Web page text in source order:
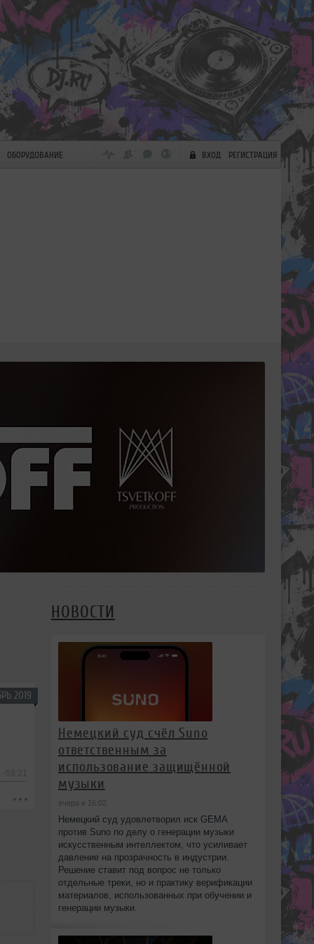
ОБОРУДОВАНИЕ ВХОД РЕГИСТРАЦИЯ
2019
-59:21
НОВОСТИ
Немецкий суд счёл Suno
ответственным за
использование защищённой
музыки
вчера в 16:02
Немецкий суд удовлетворил иск GEMA
против Suno по делу о генерации музыки
искусственным интеллектом, что усиливает
давление на прозрачность в индустрии.
Решение ставит под вопрос не только
отдельные треки, но и практику верификации
материалов, использованных при обучении и
генерации музыки.